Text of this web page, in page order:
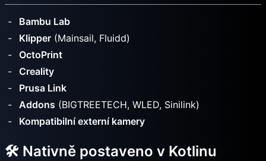
Bambu Lab
Klipper (Mainsail, Fluidd)
OctoPrint
Creality
Prusa Link
Addons (BIGTREETECH, WLED, Sinilink)
Kompatibilní externí kamery
🛠️ Nativně postaveno v Kotlinu